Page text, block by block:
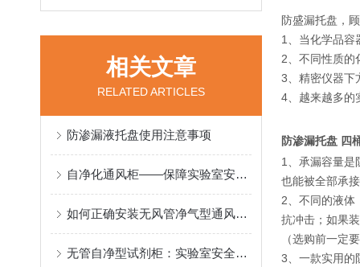
相关文章
RELATED ARTICLES
防渗漏液托盘使用注意事项
自净化通风柜——保障实验室安全的得力助手
如何正确安装无风管净气型通风柜：关键要点与技巧
无管自净型试剂柜：实验室安全与环保的双重守护
防盛漏托盘，
1、当化学品容
2、不同性质的
3、精密仪器下
4、越来越多的
防渗漏托盘 四
1、承漏容量是
也能被全部承
2、不同的液体
抗冲击；如果
（选购前一定
3、一款实用的